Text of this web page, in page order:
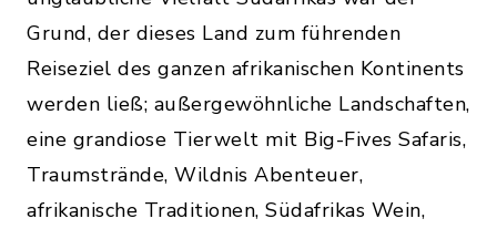
Grund, der dieses Land zum führenden
Reiseziel des ganzen afrikanischen Kontinents
werden ließ; außergewöhnliche Landschaften,
eine grandiose Tierwelt mit Big-Fives Safaris,
Traumstrände, Wildnis Abenteuer,
afrikanische Traditionen, Südafrikas Wein,